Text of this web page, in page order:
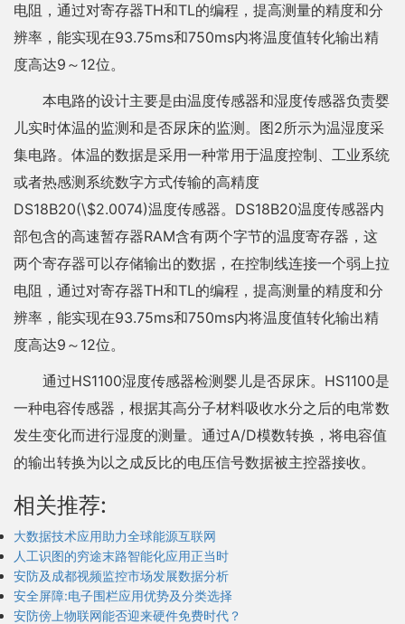
电阻，通过对寄存器TH和TL的编程，提高测量的精度和分
辨率，能实现在93.75ms和750ms内将温度值转化输出精
度高达9～12位。
本电路的设计主要是由温度传感器和湿度传感器负责婴
儿实时体温的监测和是否尿床的监测。图2所示为温湿度采
集电路。体温的数据是采用一种常用于温度控制、工业系统
或者热感测系统数字方式传输的高精度
DS18B20(\$2.0074)温度传感器。DS18B20温度传感器内
部包含的高速暂存器RAM含有两个字节的温度寄存器，这
两个寄存器可以存储输出的数据，在控制线连接一个弱上拉
电阻，通过对寄存器TH和TL的编程，提高测量的精度和分
辨率，能实现在93.75ms和750ms内将温度值转化输出精
度高达9～12位。
通过HS1100湿度传感器检测婴儿是否尿床。HS1100是
一种电容传感器，根据其高分子材料吸收水分之后的电常数
发生变化而进行湿度的测量。通过A/D模数转换，将电容值
的输出转换为以之成反比的电压信号数据被主控器接收。
相关推荐:
大数据技术应用助力全球能源互联网
人工识图的穷途末路智能化应用正当时
安防及成都视频监控市场发展数据分析
安全屏障:电子围栏应用优势及分类选择
安防傍上物联网能否迎来硬件免费时代？